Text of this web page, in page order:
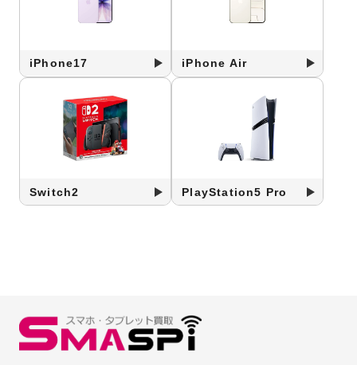
iPhone17 iPhone Air
Switch2 PlayStation5 Pro